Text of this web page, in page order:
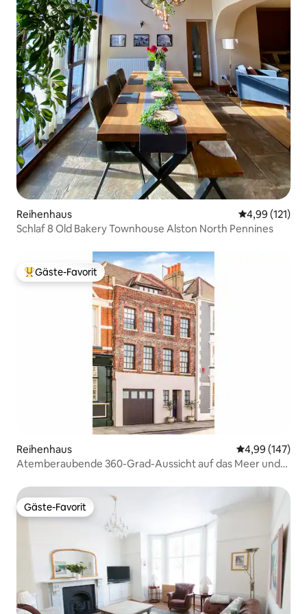
Reihenhaus
4,99 (121)
Schlaf 8 Old Bakery Townhouse Alston North Pennines
Beliebter Gäste-Favorit.
Gäste-Favorit
Reihenhaus
4,99 (147)
Atemberaubende 360-Grad-Aussicht auf das Meer und
Gäste-Favorit
Gäste-Favorit